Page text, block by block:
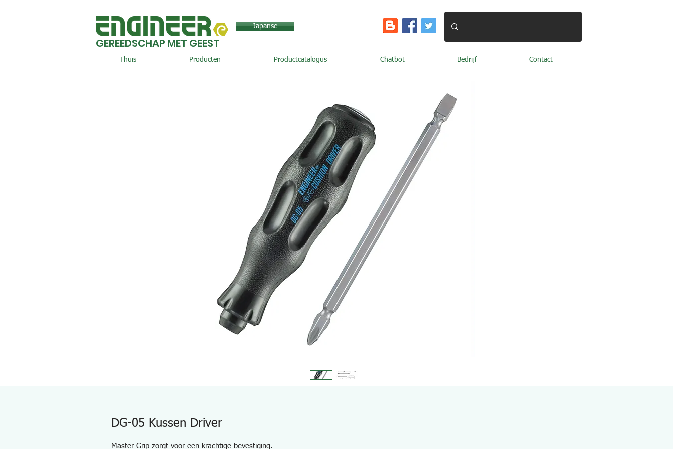
Japanse
GEREEDSCHAP MET GEEST
Thuis Producten Productcatalogus Chatbot Bedrijf Contact
DG-05 Kussen Driver
Master Grip zorgt voor een krachtige bevestiging.